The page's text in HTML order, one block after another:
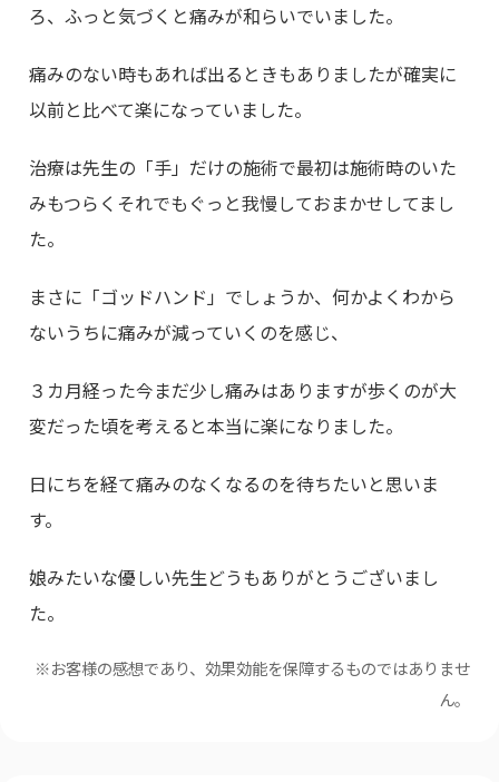
ろ、ふっと気づくと痛みが和らいでいました。
痛みのない時もあれば出るときもありましたが確実に
以前と比べて楽になっていました。
治療は先生の「手」だけの施術で最初は施術時のいた
みもつらくそれでもぐっと我慢しておまかせしてまし
た。
まさに「ゴッドハンド」でしょうか、何かよくわから
ないうちに痛みが減っていくのを感じ、
３カ月経った今まだ少し痛みはありますが歩くのが大
変だった頃を考えると本当に楽になりました。
日にちを経て痛みのなくなるのを待ちたいと思いま
す。
娘みたいな優しい先生どうもありがとうございまし
た。
※お客様の感想であり、効果効能を保障するものではありませ
ん。